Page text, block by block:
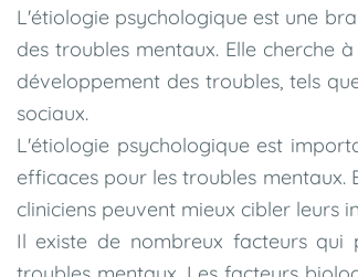
L'étiologie psychologique est une
des troubles mentaux. Elle cherche
développement des troubles, tels
sociaux.
L'étiologie psychologique est
efficaces pour les troubles mentaux.
cliniciens peuvent mieux cibler leurs
Il existe de nombreux facteurs qui